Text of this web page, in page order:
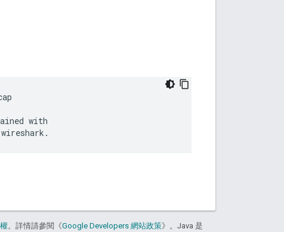
with
。詳情請參閱《Google Developers 網站政策》。Java 是